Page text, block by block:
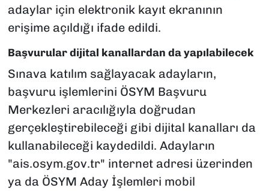
adaylar için elektronik kayıt ekranının
erişime açıldığı ifade edildi.
Başvurular dijital kanallardan da yapılabilecek
Sınava katılım sağlayacak adayların,
başvuru işlemlerini ÖSYM Başvuru
Merkezleri aracılığıyla doğrudan
gerçekleştirebileceği gibi dijital kanalları da
kullanabileceği kaydedildi. Adayların
"ais.osym.gov.tr" internet adresi üzerinden
ya da ÖSYM Aday İşlemleri mobil